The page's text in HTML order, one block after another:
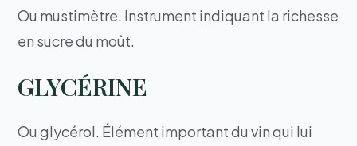
Ou mustimètre. Instrument indiquant la richesse
en sucre du moût.
GLYCÉRINE
Ou glycérol. Élément important du vin qui lui